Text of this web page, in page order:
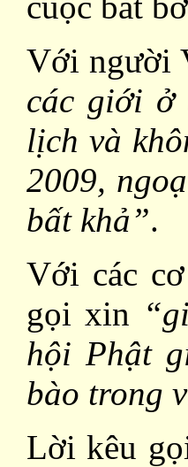
Với người
các giới ở
lịch và
2009,
bất khả”.
Với các
gọi xin
hội Phật
bào trong
Lời kêu